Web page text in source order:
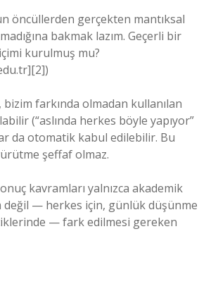
öncüllerden gerçekten mantıksal
bakmak lazım. Geçerli bir
kurulmuş mu?
farkında olmadan kullanılan
(“aslında herkes böyle yapıyor”
da otomatik kabul edilebilir. Bu
şeffaf olmaz.
kavramları yalnızca akademik
değil — herkes için, günlük düşünme
— fark edilmesi gereken